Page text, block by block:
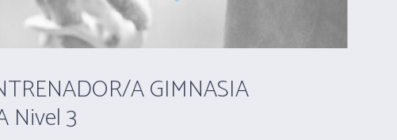
A GIMNASIA
Nivel 3